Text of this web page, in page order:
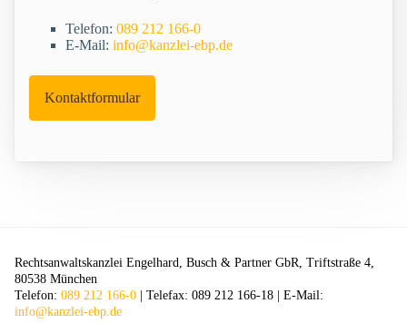
Telefon: 089 212 166-0
E-Mail: info@kanzlei-ebp.de
Kontaktformular
Rechtsanwaltskanzlei Engelhard, Busch & Partner GbR, Triftstraße 4,
80538 München
Telefon: 089 212 166-0 | Telefax: 089 212 166-18 | E-Mail:
info@kanzlei-ebp.de